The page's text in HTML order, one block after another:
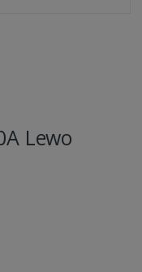
Lewo